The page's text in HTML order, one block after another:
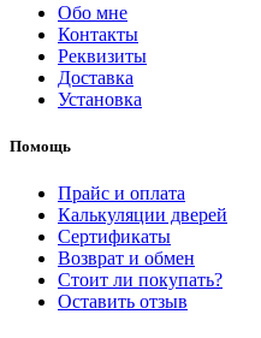
Обо мне
Контакты
Реквизиты
Доставка
Установка
Помощь
Прайс и оплата
Калькуляции дверей
Сертификаты
Возврат и обмен
Стоит ли покупать?
Оставить отзыв